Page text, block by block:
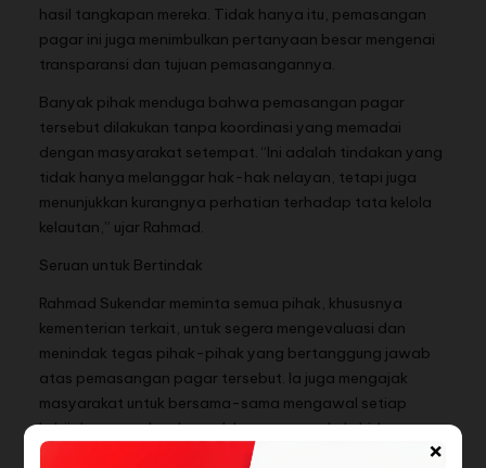
×
hasil tangkapan mereka. Tidak hanya itu, pemasangan
pagar ini juga menimbulkan pertanyaan besar mengenai
transparansi dan tujuan pemasangannya.
Banyak pihak menduga bahwa pemasangan pagar
tersebut dilakukan tanpa koordinasi yang memadai
dengan masyarakat setempat. “Ini adalah tindakan yang
tidak hanya melanggar hak-hak nelayan, tetapi juga
menunjukkan kurangnya perhatian terhadap tata kelola
kelautan,” ujar Rahmad.
Seruan untuk Bertindak
Rahmad Sukendar meminta semua pihak, khususnya
kementerian terkait, untuk segera mengevaluasi dan
menindak tegas pihak-pihak yang bertanggung jawab
atas pemasangan pagar tersebut. Ia juga mengajak
masyarakat untuk bersama-sama mengawal setiap
kebijakan yang berdampak langsung pada kehidupan
rakyat kecil.